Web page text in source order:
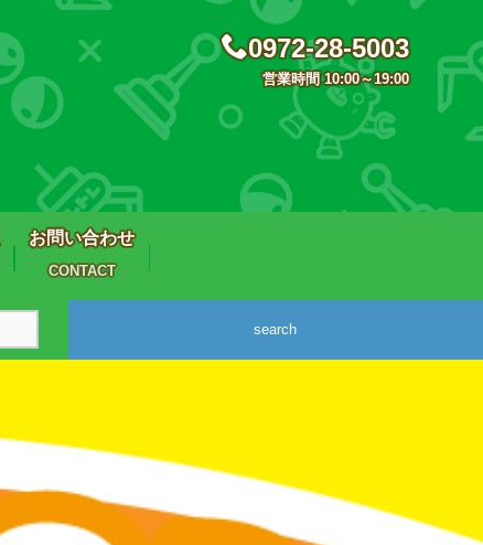
0972-28-5003
営業時間 10:00～19:00
お問い合わせ
CONTACT
search